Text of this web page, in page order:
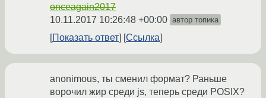
onceagain2017
10.11.2017 10:26:48 +00:00 автор топика
Показать ответ Ссылка
anonimous, ты сменил формат? Раньше
ворочил жир среди js, теперь среди POSIX?